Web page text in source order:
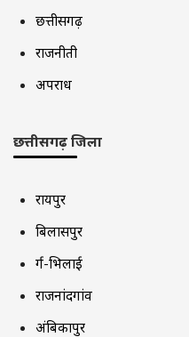
छत्तीसगढ़
राजनीती
अपराध
छत्तीसगढ़ जिला
रायपुर
बिलासपुर
दुर्ग-भिलाई
राजनांदगांव
अंबिकापुर